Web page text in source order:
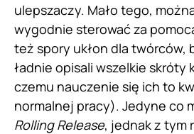
ulepszaczy. Mało tego,
wygodnie sterować za
też spory ukłon dla twórców,
ładnie opisali wszelkie skróty
czemu nauczenie się ich to
normalnej pracy). Jedyne co
Rolling Release, jednak z tym